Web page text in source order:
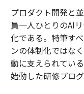
プロダクト開発と
員一人ひとりのAI
化である。特筆す
ンの体制化ではな
動に支えられてい
始動した研修プロ